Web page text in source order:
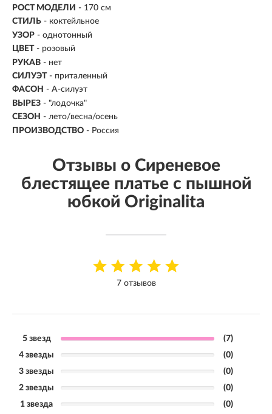
РОСТ МОДЕЛИ - 170 см
СТИЛЬ - коктейльное
УЗОР - однотонный
ЦВЕТ - розовый
РУКАВ - нет
СИЛУЭТ - приталенный
ФАСОН - А-силуэт
ВЫРЕЗ - "лодочка"
СЕЗОН - лето/весна/осень
ПРОИЗВОДСТВО - Россия
Отзывы о Сиреневое
блестящее платье с пышной
юбкой Originalita
7 отзывов
5 звезд
(7)
4 звезды
(0)
3 звезды
(0)
2 звезды
(0)
1 звезда
(0)